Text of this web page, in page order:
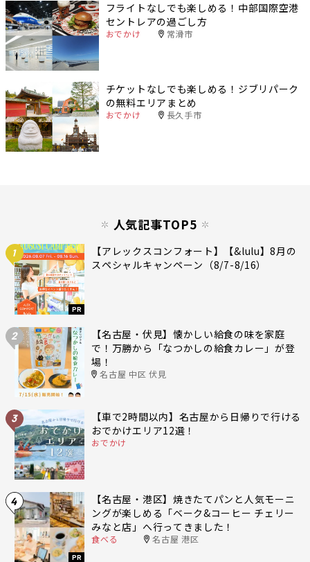
フライトなしでも楽しめる！中部国際空港
セントレアの過ごし方
おでかけ 常滑市
チケットなしでも楽しめる！ジブリパーク
の無料エリアまとめ
おでかけ 長久手市
人気記事TOP5
1
PR
【アレックスコンフォート】【&lulu】8月の
スペシャルキャンペーン（8/7-8/16）
2
【名古屋・伏見】懐かしい給食の味を家庭
で！万勝から「なつかしの給食カレー」が登
場！
名古屋 中区 伏見
3
【車で2時間以内】名古屋から日帰りで行ける
おでかけエリア12選！
おでかけ
4
PR
【名古屋・港区】焼きたてパンと人気モーニ
ングが楽しめる「ベーク&コーヒー チェリー
みなと店」へ行ってきました！
食べる 名古屋 港区